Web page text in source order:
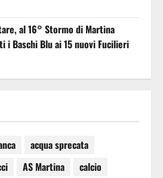
al 16° Stormo di Martina
i Baschi Blu ai 15 nuovi Fucilieri
acqua sprecata
AS Martina
calcio